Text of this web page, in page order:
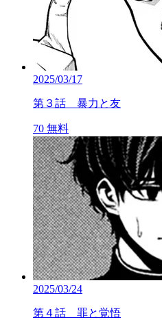
2025/03/17
第３話 暴力と友
70 無料
2025/03/24
第４話 罪と覚悟